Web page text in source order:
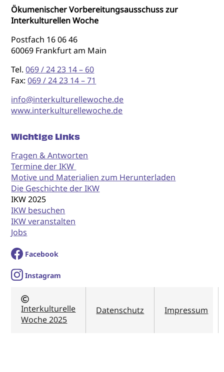
Ökumenischer Vorbereitungsausschuss zur
Interkulturellen Woche
Postfach 16 06 46
60069 Frankfurt am Main
Tel.069 / 24 23 14 – 60
Fax:069 / 24 23 14 – 71
info@interkulturellewoche.de
www.interkulturellewoche.de
Wichtige Links
Fragen & Antworten
Termine der IKW
Motive und Materialien zum Herunterladen
Die Geschichte der IKW
IKW 2025
IKW besuchen
IKW veranstalten
Jobs
Facebook
Instagram
Interkulturelle
Woche 2025
Datenschutz Impressum